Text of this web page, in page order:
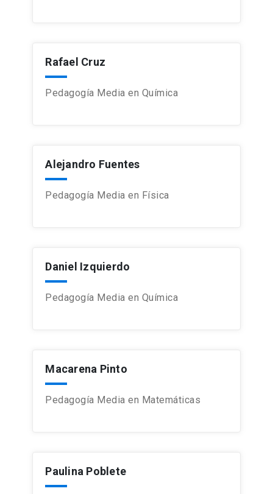
Rafael Cruz
Pedagogía Media en Química
Alejandro Fuentes
Pedagogía Media en Física
Daniel Izquierdo
Pedagogía Media en Química
Macarena Pinto
Pedagogía Media en Matemáticas
Paulina Poblete